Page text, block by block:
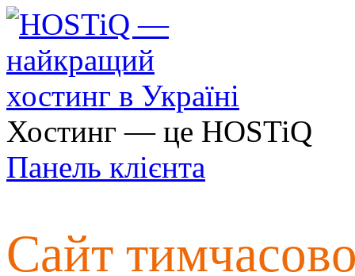
Хостинг — це HOSTiQ
Панель клієнта
Сайт